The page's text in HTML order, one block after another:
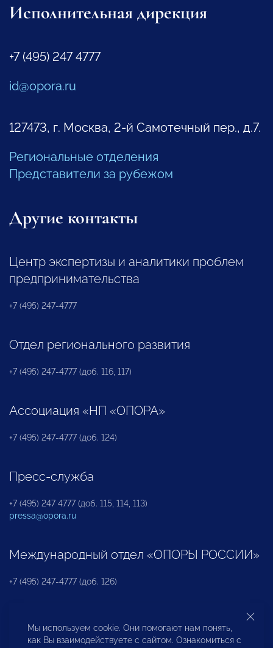
Исполнительная дирекция
+7 (495) 247 4777
id@opora.ru
127473, г. Москва, 2-й Самотечный пер., д.7.
Региональные отделения
Представители за рубежом
Другие контакты
Центр экспертизы и аналитики проблем
предпринимательства
+7 (495) 247-4777
Отдел регионального развития
+7 (495) 247-4777 (доб. 116, 117)
Ассоциация «НП «ОПОРА»
+7 (495) 247-4777 (доб. 124)
Пресс-служба
+7 (495) 247 4777 (доб. 115, 114, 113)
pressa@opora.ru
Международный отдел «ОПОРЫ РОССИИ»
+7 (495) 247-4777 (доб. 126)
Бюро по защите прав предпринимателей и
инвесторов
Мы используем cookie. Они помогают нам понять,
как Вы взаимодействуете с сайтом. Ознакомиться с